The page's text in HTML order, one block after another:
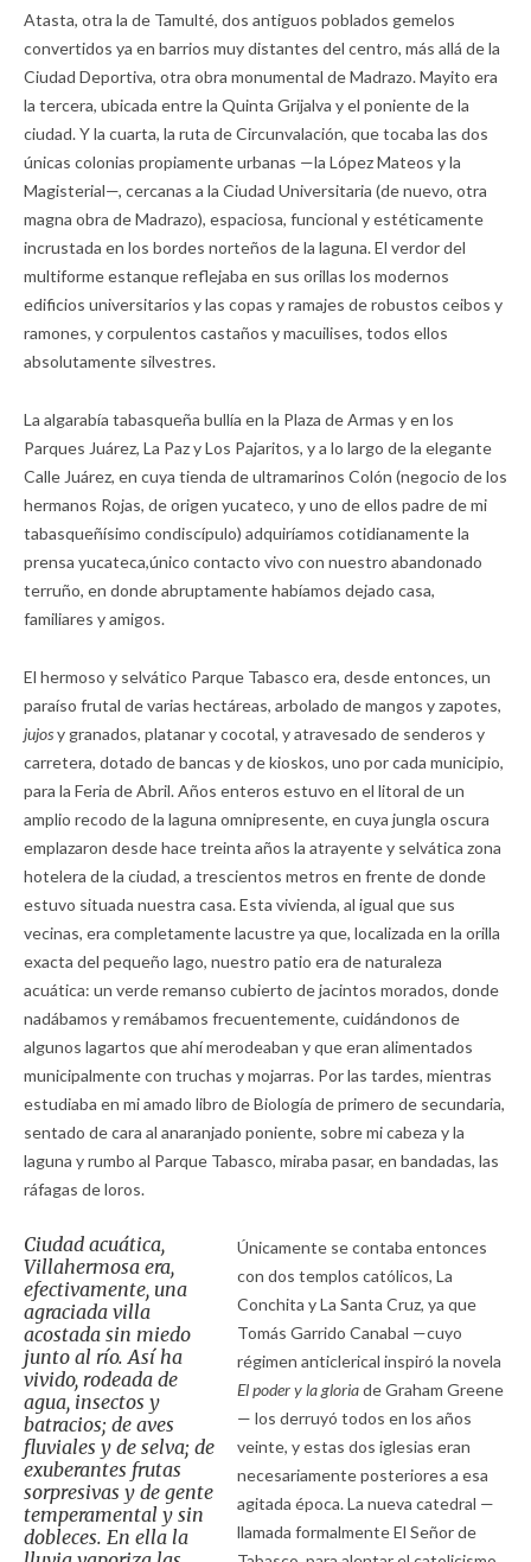
Atasta, otra la de Tamulté, dos antiguos poblados gemelos
convertidos ya en barrios muy distantes del centro, más allá de la
Ciudad Deportiva, otra obra monumental de Madrazo. Mayito era
la tercera, ubicada entre la Quinta Grijalva y el poniente de la
ciudad. Y la cuarta, la ruta de Circunvalación, que tocaba las dos
únicas colonias propiamente urbanas —la López Mateos y la
Magisterial—, cercanas a la Ciudad Universitaria (de nuevo, otra
magna obra de Madrazo), espaciosa, funcional y estéticamente
incrustada en los bordes norteños de la laguna. El verdor del
multiforme estanque reflejaba en sus orillas los modernos
edificios universitarios y las copas y ramajes de robustos ceibos y
ramones, y corpulentos castaños y macuilises, todos ellos
absolutamente silvestres.
La algarabía tabasqueña bullía en la Plaza de Armas y en los
Parques Juárez, La Paz y Los Pajaritos, y a lo largo de la elegante
Calle Juárez, en cuya tienda de ultramarinos Colón (negocio de los
hermanos Rojas, de origen yucateco, y uno de ellos padre de mi
tabasqueñísimo condiscípulo) adquiríamos cotidianamente la
prensa yucateca,único contacto vivo con nuestro abandonado
terruño, en donde abruptamente habíamos dejado casa,
familiares y amigos.
El hermoso y selvático Parque Tabasco era, desde entonces, un
paraíso frutal de varias hectáreas, arbolado de mangos y zapotes,
jujosy granados, platanar y cocotal, y atravesado de senderos y
carretera, dotado de bancas y de kioskos, uno por cada municipio,
para la Feria de Abril. Años enteros estuvo en el litoral de un
amplio recodo de la laguna omnipresente, en cuya jungla oscura
emplazaron desde hace treinta años la atrayente y selvática zona
hotelera de la ciudad, a trescientos metros en frente de donde
estuvo situada nuestra casa. Esta vivienda, al igual que sus
vecinas, era completamente lacustre ya que, localizada en la orilla
exacta del pequeño lago, nuestro patio era de naturaleza
acuática: un verde remanso cubierto de jacintos morados, donde
nadábamos y remábamos frecuentemente, cuidándonos de
algunos lagartos que ahí merodeaban y que eran alimentados
municipalmente con truchas y mojarras. Por las tardes, mientras
estudiaba en mi amado libro de Biología de primero de secundaria,
sentado de cara al anaranjado poniente, sobre mi cabeza y la
laguna y rumbo al Parque Tabasco, miraba pasar, en bandadas, las
ráfagas de loros.
Ciudad acuática,
Villahermosa era,
efectivamente, una
agraciada villa
acostada sin miedo
junto al río. Así ha
vivido, rodeada de
agua, insectos y
batracios; de aves
fluviales y de selva; de
exuberantes frutas
sorpresivas y de gente
temperamental y sin
dobleces. En ella la
Únicamente se contaba entonces
con dos templos católicos, La
Conchita y La Santa Cruz, ya que
Tomás Garrido Canabal —cuyo
régimen anticlerical inspiró la novela
El poder y la gloriade Graham Greene
— los derruyó todos en los años
veinte, y estas dos iglesias eran
necesariamente posteriores a esa
agitada época. La nueva catedral —
llamada formalmente El Señor de